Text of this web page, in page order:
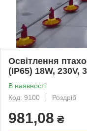
Освітлення
(IP65) 18W, 230V,
В наявності
Код: 9100
Роздріб
981,08 ₴